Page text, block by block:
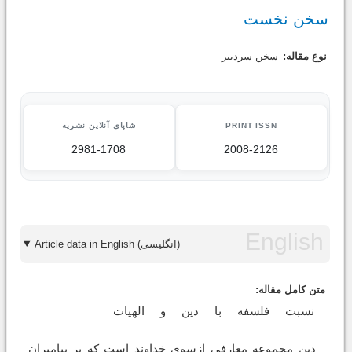
سخن نخست
نوع مقاله: سخن سردبیر
PRINT ISSN
2008-2126
شاپای آنلاین نشریه
2981-1708
Article data in English (انگلیسی)
متن کامل مقاله:
نسبت فلسفه با دین و الهیات
دین مجموعه معارفی ازسوی خداوند است که بر پیامبران